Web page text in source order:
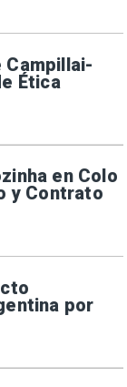
Campillai-
Ética
en Colo
y Contrato
por